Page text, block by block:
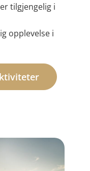
tilgjengelig i
opplevelse i